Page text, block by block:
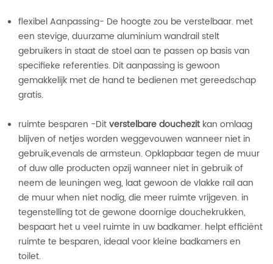
flexibel Aanpassing- De hoogte zou be verstelbaar. met
een stevige, duurzame aluminium wandrail stelt
gebruikers in staat de stoel aan te passen op basis van
specifieke referenties. Dit aanpassing is gewoon
gemakkelijk met de hand te bedienen met gereedschap
gratis.
ruimte besparen -Ditverstelbare douchezitkan omlaag
blijven of netjes worden weggevouwen wanneer niet in
gebruik,evenals de armsteun.Opklapbaar tegen de muur
of duw alle producten opzij wanneer niet in gebruik of
neem de leuningen weg, laat gewoon de vlakke rail aan
de muur when niet nodig, die meer ruimte vrijgeven. in
tegenstelling tot de gewone doornige douchekrukken,
bespaart het u veel ruimte in uw badkamer. helpt efficiënt
ruimte te besparen, ideaal voor kleine badkamers en
toilet.